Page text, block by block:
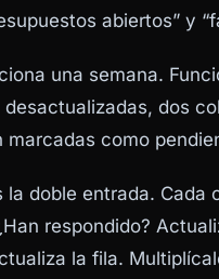
abiertos” y
una semana.
dos
como
doble entrada. Cada
respondido?
la fila.